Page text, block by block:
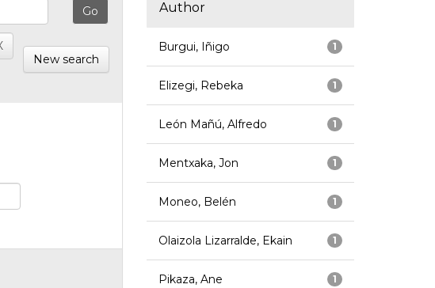
New search
Author
1
Burgui, Iñigo
1
Elizegi, Rebeka
1
León Mañú, Alfredo
1
Mentxaka, Jon
1
Moneo, Belén
1
Olaizola Lizarralde, Ekain
1
Pikaza, Ane